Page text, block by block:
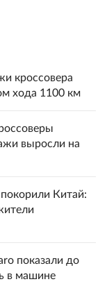
кроссовера
хода 1100 км
выросли на
Китай:
показали до
в машине